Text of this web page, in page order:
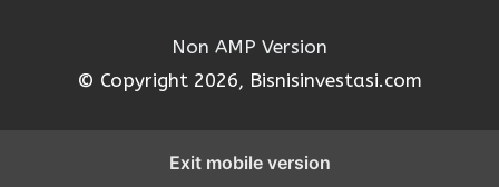
Non AMP Version
© Copyright 2026, Bisnisinvestasi.com
Exit mobile version